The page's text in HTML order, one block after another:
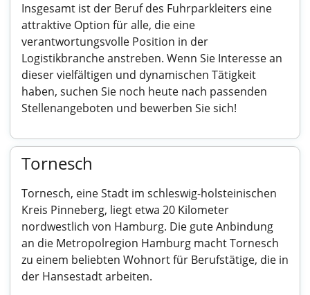
Insgesamt ist der Beruf des Fuhrparkleiters eine
attraktive Option für alle, die eine
verantwortungsvolle Position in der
Logistikbranche anstreben. Wenn Sie Interesse an
dieser vielfältigen und dynamischen Tätigkeit
haben, suchen Sie noch heute nach passenden
Stellenangeboten und bewerben Sie sich!
Tornesch
Tornesch, eine Stadt im schleswig-holsteinischen
Kreis Pinneberg, liegt etwa 20 Kilometer
nordwestlich von Hamburg. Die gute Anbindung
an die Metropolregion Hamburg macht Tornesch
zu einem beliebten Wohnort für Berufstätige, die in
der Hansestadt arbeiten.